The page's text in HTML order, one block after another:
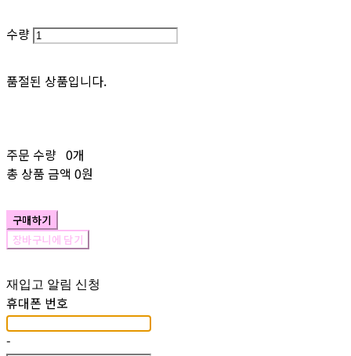
수량
품절된 상품입니다.
주문 수량 0개
총 상품 금액 0원
구매하기
장바구니에 담기
재입고 알림 신청
휴대폰 번호
-